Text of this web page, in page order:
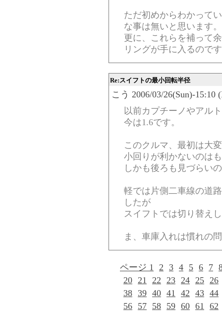
ただ初めからわかって
な事は無いと思います。
更に、これらを補って
リングが手に入るので
Re:スイフトの最小回転半径
こう 2006/03/26(Sun)-15:10
以前カプチーノやアル
今は1.6です。
このクルマ、最初は大
小回りが利かないのは
しかも後ろも見づらい
軽では片側二車線の道
したが
スイフトでは切り替え
ま、車庫入れは慣れの
ページ 1 2 3 4 5 6 7
20 21 22 23 24 25 26
38 39 40 41 42 43 44
56 57 58 59 60 61 62